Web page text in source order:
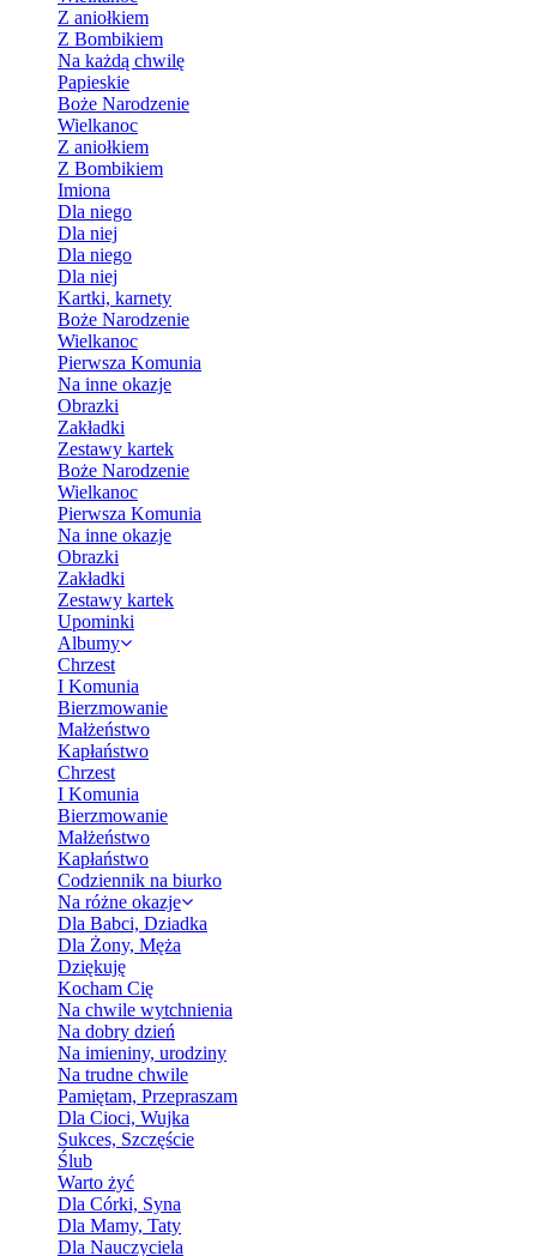
Z aniołkiem
Z Bombikiem
Na każdą chwilę
Papieskie
Boże Narodzenie
Wielkanoc
Z aniołkiem
Z Bombikiem
Imiona
Dla niego
Dla niej
Dla niego
Dla niej
Kartki, karnety
Boże Narodzenie
Wielkanoc
Pierwsza Komunia
Na inne okazje
Obrazki
Zakładki
Zestawy kartek
Boże Narodzenie
Wielkanoc
Pierwsza Komunia
Na inne okazje
Obrazki
Zakładki
Zestawy kartek
Upominki
Albumy
Chrzest
I Komunia
Bierzmowanie
Małżeństwo
Kapłaństwo
Chrzest
I Komunia
Bierzmowanie
Małżeństwo
Kapłaństwo
Codziennik na biurko
Na różne okazje
Dla Babci, Dziadka
Dla Żony, Męża
Dziękuję
Kocham Cię
Na chwile wytchnienia
Na dobry dzień
Na imieniny, urodziny
Na trudne chwile
Pamiętam, Przepraszam
Dla Cioci, Wujka
Sukces, Szczęście
Ślub
Warto żyć
Dla Córki, Syna
Dla Mamy, Taty
Dla Nauczyciela